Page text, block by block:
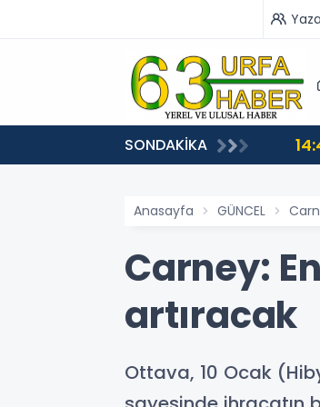
SONDAKİKA
Federasyonu işi ticarete indirdi
Anasayfa GÜNCEL
Carney:
artıracak
Ottava, 10 Ocak